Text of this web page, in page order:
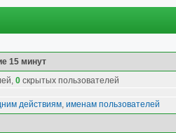
15 минут
0 скрытых пользователей
действиям, именам пользователей